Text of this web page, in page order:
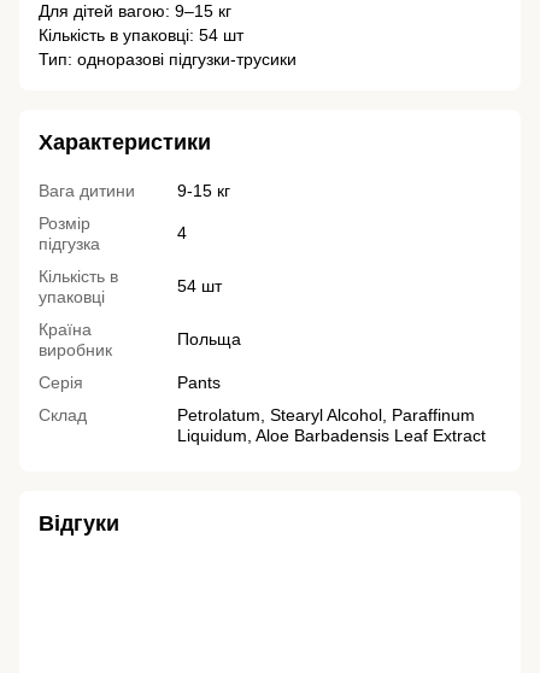
Для дітей вагою: 9–15 кг
Кількість в упаковці: 54 шт
Тип: одноразові підгузки-трусики
Характеристики
Вага дитини
9-15 кг
Розмір
підгузка
4
Кількість в
упаковці
54 шт
Країна
виробник
Польща
Серія
Pants
Склад
Petrolatum, Stearyl Alcohol, Paraffinum
Liquidum, Aloe Barbadensis Leaf Extract
Відгуки